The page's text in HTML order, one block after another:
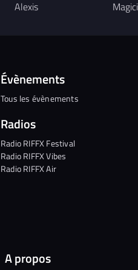
Alexis
Évènements
Tous les évènements
Radios
Radio RIFFX Festival
Radio RIFFX Vibes
Radio RIFFX Air
A propos